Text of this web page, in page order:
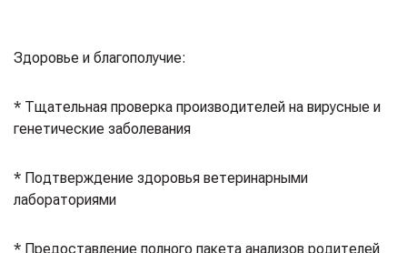
Здоровье и благополучие:⁣⁣⠀
* Тщательная проверка производителей на вирусные и
генетические заболевания⁣⁣⠀
* Подтверждение здоровья ветеринарными
лабораториями⁣⁣⠀
* Предоставление полного пакета анализов родителей